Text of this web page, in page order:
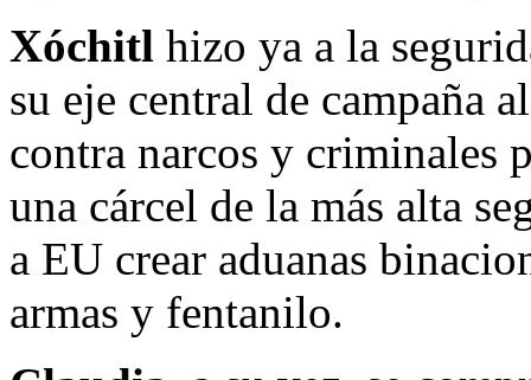
Xóchitl hizo ya a la
su eje central de campaña
contra narcos y criminales
una cárcel de la más alta
a EU crear aduanas
armas y fentanilo.